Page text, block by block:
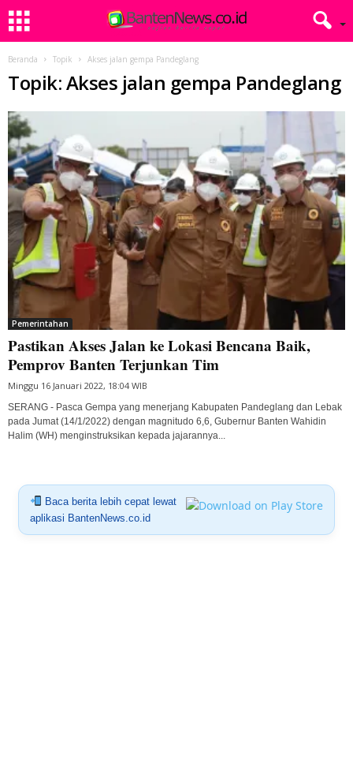
Beranda Topik Akses jalan gempa Pandeglang
Topik: Akses jalan gempa Pandeglang
Pemerintahan
Pastikan Akses Jalan ke Lokasi Bencana Baik,
Pemprov Banten Terjunkan Tim
Minggu 16 Januari 2022, 18:04 WIB
SERANG - Pasca Gempa yang menerjang Kabupaten Pandeglang dan Lebak
pada Jumat (14/1/2022) dengan magnitudo 6,6, Gubernur Banten Wahidin
Halim (WH) menginstruksikan kepada jajarannya...
Baca berita lebih cepat lewat
aplikasi BantenNews.co.id